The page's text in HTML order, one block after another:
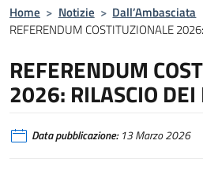
Home > Notizie > Dall’Ambasciata
REFERENDUM COSTITUZIONALE
REFERENDUM
2026: RILASCIO DEI
Data pubblicazione:13 Marzo 2026